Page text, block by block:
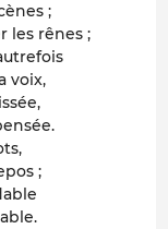
;
les rênes ;
voix,
;